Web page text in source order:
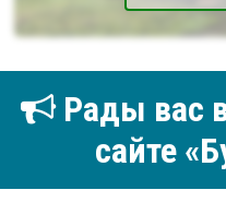
Рады вас
сайте